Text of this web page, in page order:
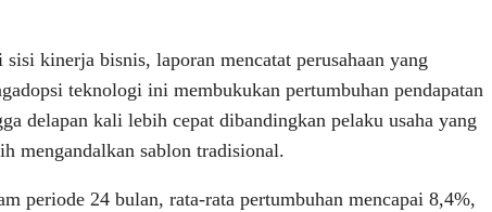
sisi kinerja bisnis, laporan mencatat perusahaan yang
teknologi ini membukukan pertumbuhan pendapatan
delapan kali lebih cepat dibandingkan pelaku usaha yang
mengandalkan sablon tradisional.
periode 24 bulan, rata-rata pertumbuhan mencapai 8,4%,